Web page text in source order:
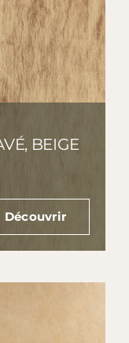
BEIGE
€
Découvrir